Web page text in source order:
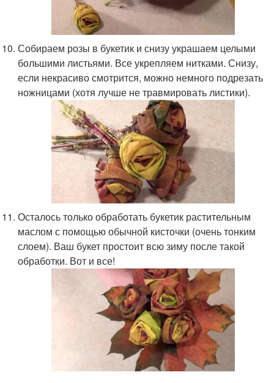
Собираем розы в букетик и снизу украшаем целыми
большими листьями. Все укрепляем нитками. Снизу,
если некрасиво смотрится, можно немного подрезать
ножницами (хотя лучше не травмировать листики).
Осталось только обработать букетик растительным
маслом с помощью обычной кисточки (очень тонким
слоем). Ваш букет простоит всю зиму после такой
обработки. Вот и все!